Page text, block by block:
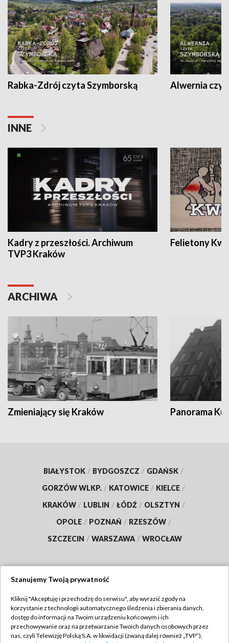
Rabka-Zdrój czyta Szymborską Alwernia
INNE
Kadry z przeszłości. Archiwum
TVP3 Kraków
Felietony
ARCHIWA
Zmieniający się Kraków Panorama
BIAŁYSTOK / BYDGOSZCZ / GDAŃSK /
GORZÓW WLKP. / KATOWICE / KIELCE /
KRAKÓW / LUBLIN / ŁÓDŹ / OLSZTYN /
OPOLE / POZNAŃ / RZESZÓW /
SZCZECIN / WARSZAWA / WROCŁAW
TVP
Abonament TVP
Regulamin TVP
Szanujemy Twoją prywatność
Kliknij "Akceptuję i przechodzę do serwisu", aby wyrazić zgody na
korzystanie z technologii automatycznego śledzenia i zbierania danych,
dostęp do informacji na Twoim urządzeniu końcowym i ich
przechowywanie oraz na przetwarzanie Twoich danych osobowych przez
nas, czyli Telewizję Polską S.A. w likwidacji (zwaną dalej również „TVP”),